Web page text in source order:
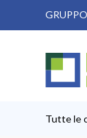
Salta
Tutte le